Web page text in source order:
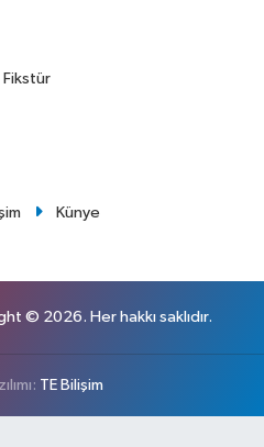
Fikstür
Künye
© 2026. Her hakkı saklıdır.
TE Bilişim